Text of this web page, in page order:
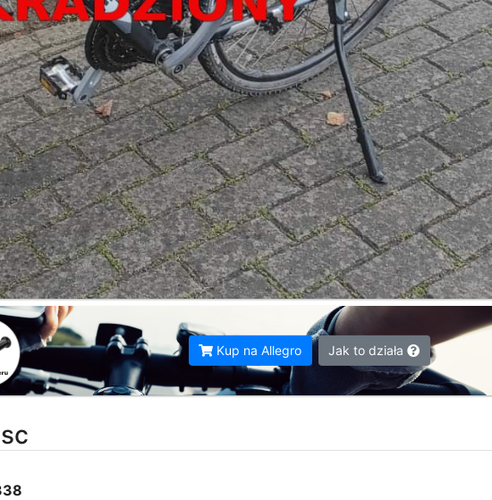
Kup na Allegro Jak to działa